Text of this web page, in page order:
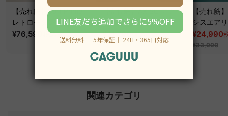
【売れ筋】Soft Prime
レトロモダンソファベ
ッド｜20色以上から選
べるコーデュロイ
¥76,590 税込~
【売れ筋】AXISU アク
シスコアライトオフィ
スチェア
¥31,790税込 ¥39,290
【売れ筋
シスエア
フィスチ
¥24,990
¥33,990
関連カテゴリ